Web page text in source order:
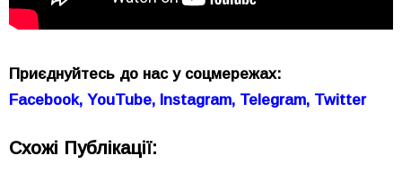
Приєднуйтесь до нас у соцмережах:
Facebook, YouTube, Instagram, Telegram, Twitter
Схожі Публікації: